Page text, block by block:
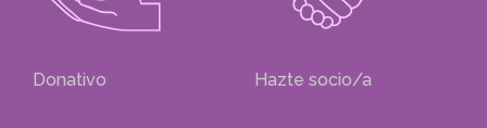
Donativo Hazte socio/a